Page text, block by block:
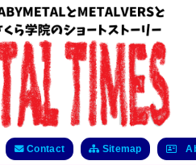
Contact Sitemap